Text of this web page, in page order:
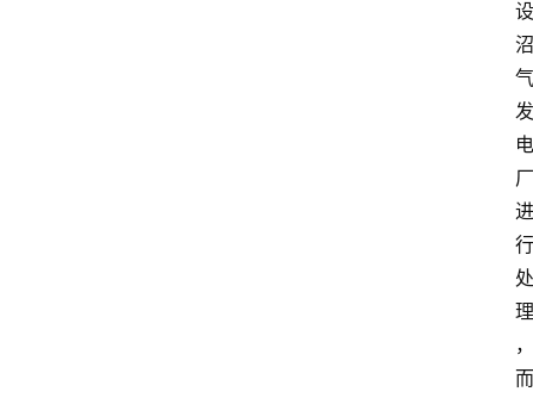
设
沼
气
发
电
厂
进
行
处
理
，
而